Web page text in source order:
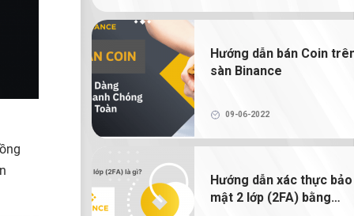
NFT là gì? Hướng dẫn mua bán và
NFT trên Binance
Ví tiền điện tử là gì? Có thực sự cần
tiền điện tử để giao dịch tiền điện tử không?
Hướng dẫn bán Coin
sàn Binance
09-06-2022
Hướng dẫn xác thực bảo
mật 2 lớp (2FA) bằng